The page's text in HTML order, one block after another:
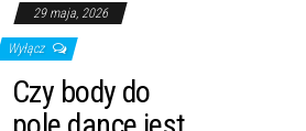
29 maja, 2026
Wyłącz
Czy body do